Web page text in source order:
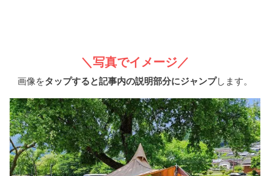
＼写真でイメージ／
画像をタップすると記事内の説明部分にジャンプします。